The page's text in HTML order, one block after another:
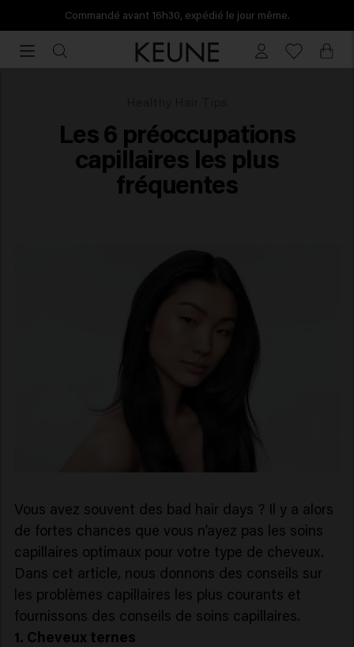
Commandé avant 16h30, expédié le jour même.
Commandé
avant
Les 6 préoccupations
capillaires les plus
fréquentes
Vous avez souvent des bad hair days ? Il y a alors
de fortes chances que vous n’ayez pas les soins
capillaires optimaux pour votre type de cheveux.
Dans cet article, nous donnons des conseils sur
les problèmes capillaires les plus courants et
fournissons des conseils de soins capillaires.
1. Cheveux ternes